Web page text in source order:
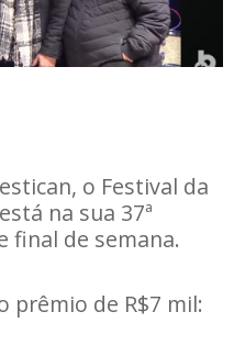
o Festival da
na sua 37ª
final de semana.
prêmio de R$7 mil: